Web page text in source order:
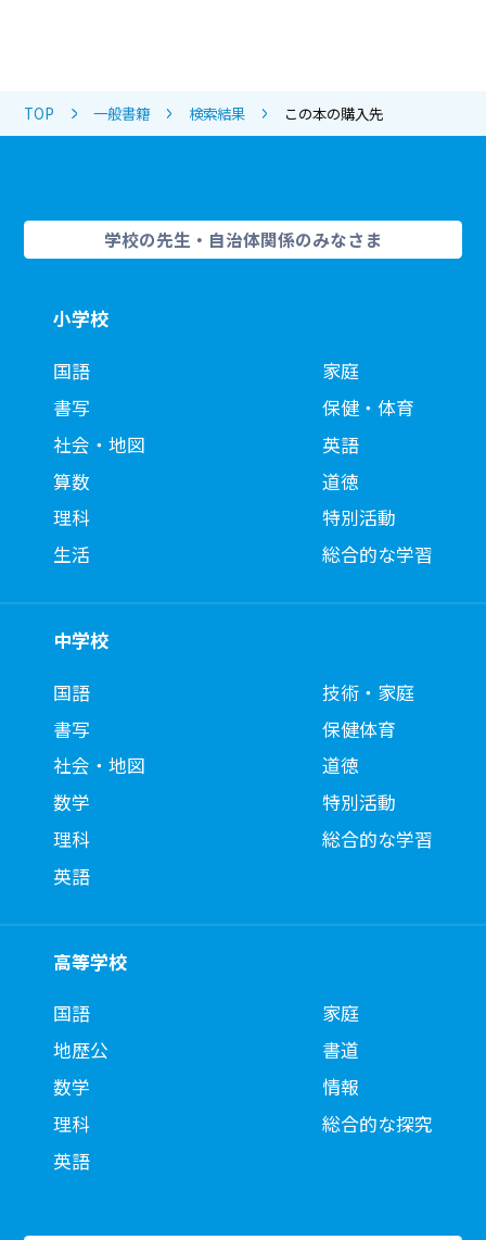
TOP 一般書籍 検索結果 この本の購入先
学校の先生・自治体関係のみなさま
小学校
国語
書写
社会・地図
算数
理科
生活
家庭
保健・体育
英語
道徳
特別活動
総合的な学習
中学校
国語
書写
社会・地図
数学
理科
英語
技術・家庭
保健体育
道徳
特別活動
総合的な学習
高等学校
国語
地歴公
数学
理科
英語
家庭
書道
情報
総合的な探究